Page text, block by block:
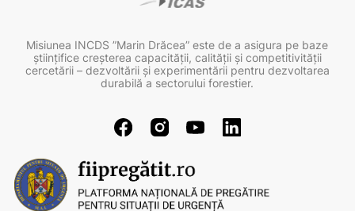
Misiunea INCDS ”Marin Drăcea” este de a asigura pe baze
ştiinţifice creşterea capacităţii, calităţii şi competitivităţii
cercetării – dezvoltării şi experimentării pentru dezvoltarea
durabilă a sectorului forestier.